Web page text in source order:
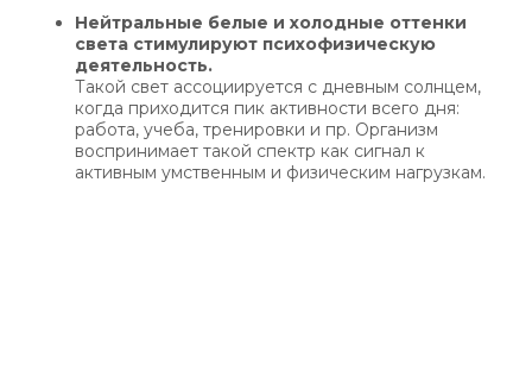
Нейтральные белые и холодные оттенки
света стимулируют психофизическую
деятельность.
Такой свет ассоциируется с дневным солнцем,
когда приходится пик активности всего дня:
работа, учеба, тренировки и пр. Организм
воспринимает такой спектр как сигнал к
активным умственным и физическим нагрузкам.